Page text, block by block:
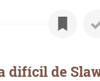
difícil de